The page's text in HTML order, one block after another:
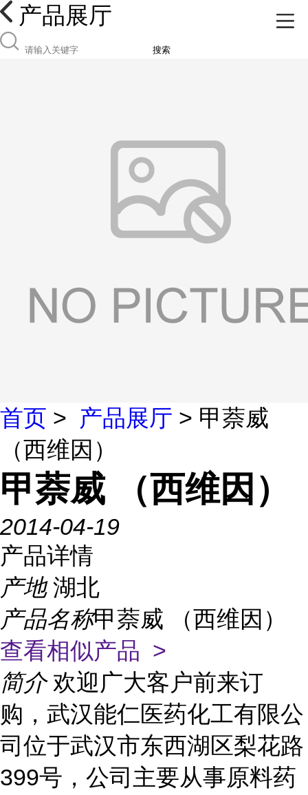
产品展厅
搜索
首页 > 产品展厅 > 甲萘威
（西维因）
甲萘威 （西维因）
2014-04-19
产品详情
产地 湖北
产品名称甲萘威 （西维因）
查看相似产品 >
简介 欢迎广大客户前来订
购，武汉能仁医药化工有限公
司位于武汉市东西湖区梨花路
399号，公司主要从事原料药